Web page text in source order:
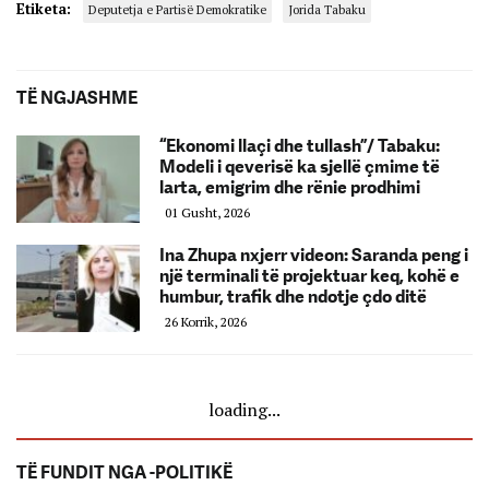
Etiketa: Deputetja e Partisë Demokratike Jorida Tabaku
TË NGJASHME
“Ekonomi llaçi dhe tullash”/ Tabaku:
Modeli i qeverisë ka sjellë çmime të
larta, emigrim dhe rënie prodhimi
01 Gusht, 2026
Ina Zhupa nxjerr videon: Saranda peng i
një terminali të projektuar keq, kohë e
humbur, trafik dhe ndotje çdo ditë
26 Korrik, 2026
loading...
TË FUNDIT NGA -POLITIKË